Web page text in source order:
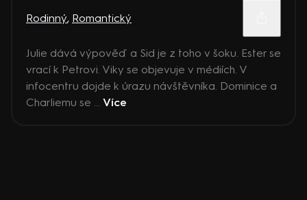
Rodinný, Romantický
Julie dává výpověď a Sid je z toho v šoku. Ester se
vrací k Petrovi. Viky se objevuje v médiích. V
infocentru dojde k úrazu návštěvníka. Dominice a
Charliemu se ... Více